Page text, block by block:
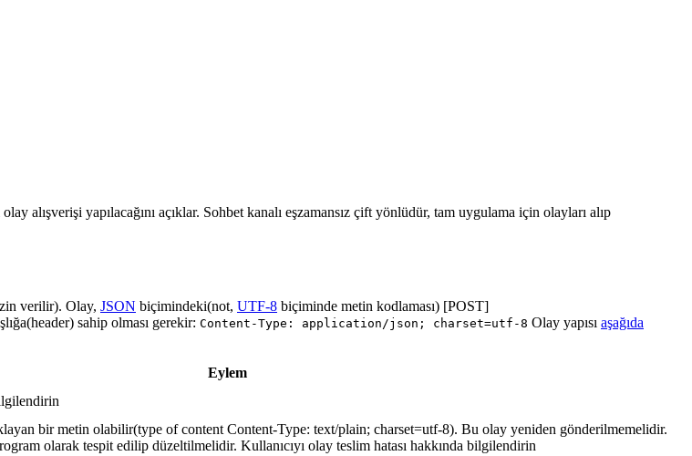
alışverişi yapılacağını açıklar. Sohbet kanalı eşzamansız çift yönlüdür, tam uygulama için olayları alıp
verilir). Olay, JSON biçimindeki(not, UTF-8 biçiminde metin kodlaması) [POST]
sahip olması gerekir: Content-Type: application/json; charset=utf-8 Olay yapısı aşağıda
Eylem
bir metin olabilir(type of content Content-Type: text/plain; charset=utf-8). Bu olay yeniden gönderilmemelidir.
olarak tespit edilip düzeltilmelidir. Kullanıcıyı olay teslim hatası hakkında bilgilendirin